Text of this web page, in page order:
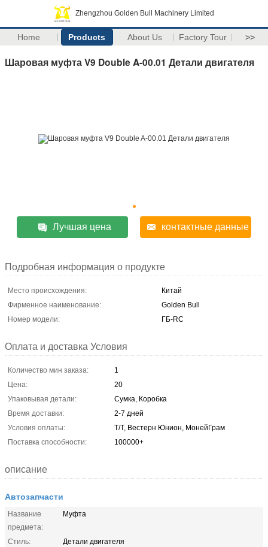
Zhengzhou Golden Bull Machinery Limited
Home Products About Us Factory Tour >>
Шаровая муфта V9 Double A-00.01 Детали двигателя
Лучшая цена контактные данные
Подробная информация о продукте
Место происхождения:
Китай
Фирменное наименование:
Golden Bull
Номер модели:
ГБ-RC
Оплата и доставка Условия
Количество мин заказа:
1
Цена:
20
Упаковывая детали:
Сумка, Коробка
Время доставки:
2-7 дней
Условия оплаты:
Т/Т, Вестерн Юнион, МонейГрам
Поставка способности:
100000+
описание
Автозапчасти
Название
предмета:
Муфта
Стиль:
Детали двигателя